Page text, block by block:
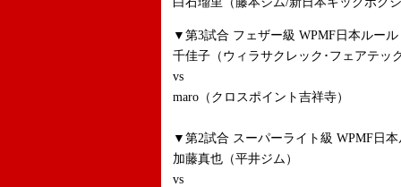
▼第3試合 フェザー級 WPMF日本ル
千佳子（ウィラサクレック･フェアテッ
vs
maro（クロスポイント吉祥寺）
▼第2試合 スーパーライト級 WPMF日
加藤真也（平井ジム）
vs